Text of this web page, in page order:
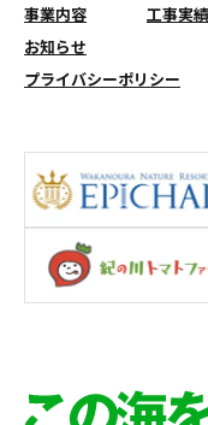
事業内容
工事実績
お知らせ
プライバシーポリシー